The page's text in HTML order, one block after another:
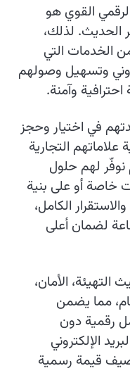
القوي هو
لذلك،
الخدمات التي
وتسهيل وصولهم
وآمنة.
في اختيار وحجز
التجارية
لهم حلول
خاصة أو على بنية
الكامل،
لضمان أعلى
الأمان،
مما يضمن
رقمية دون
الإلكتروني
يضيف قيمة رسمية